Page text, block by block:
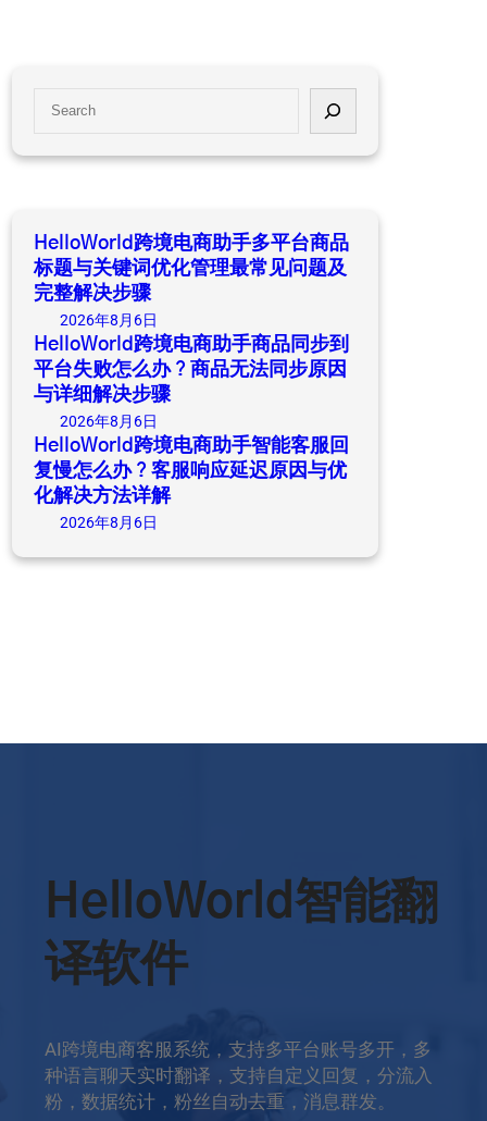
a
h
HelloWorld跨境电商助手多平台商品
标题与关键词优化管理最常见问题及
完整解决步骤
2026年8月6日
HelloWorld跨境电商助手商品同步到
平台失败怎么办？商品无法同步原因
与详细解决步骤
2026年8月6日
HelloWorld跨境电商助手智能客服回
复慢怎么办？客服响应延迟原因与优
化解决方法详解
2026年8月6日
HelloWorld智能翻
译软件
AI跨境电商客服系统，支持多平台账号多开，多
种语言聊天实时翻译，支持自定义回复，分流入
粉，数据统计，粉丝自动去重，消息群发。